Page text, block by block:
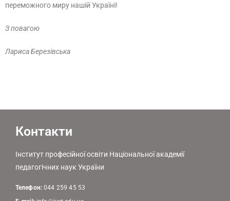
переможного миру нашій Україні!
З повагою
Лариса Березівська
Контакти
Інститут професійної освіти Національної академії
педагогічних наук України
Телефон:044 259 45 53